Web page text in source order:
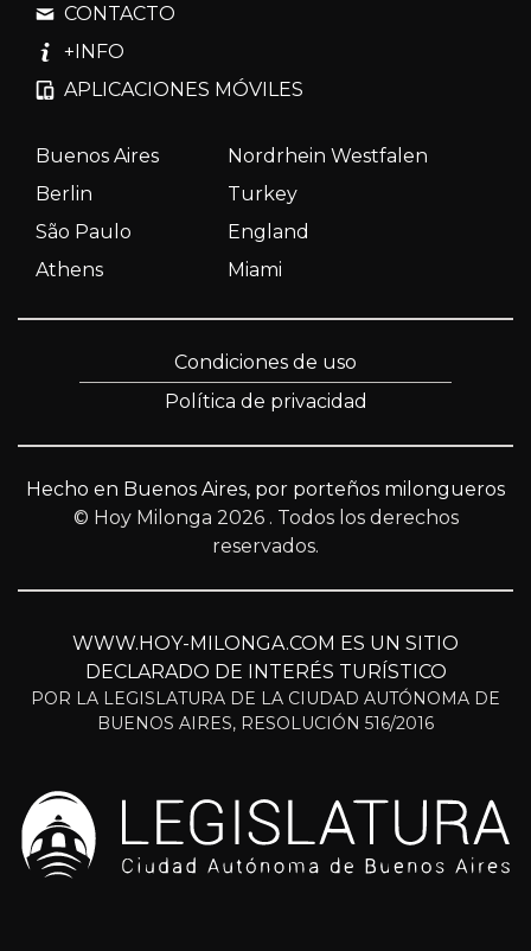
CONTACTO
+INFO
APLICACIONES MÓVILES
Buenos Aires
Nordrhein Westfalen
Berlin
Turkey
São Paulo
England
Athens
Miami
Condiciones de uso
Política de privacidad
Hecho en Buenos Aires, por porteños milongueros
© Hoy Milonga 2026 . Todos los derechos
reservados.
WWW.HOY-MILONGA.COM ES UN SITIO
DECLARADO DE INTERÉS TURÍSTICO
POR LA LEGISLATURA DE LA CIUDAD AUTÓNOMA DE
BUENOS AIRES, RESOLUCIÓN 516/2016